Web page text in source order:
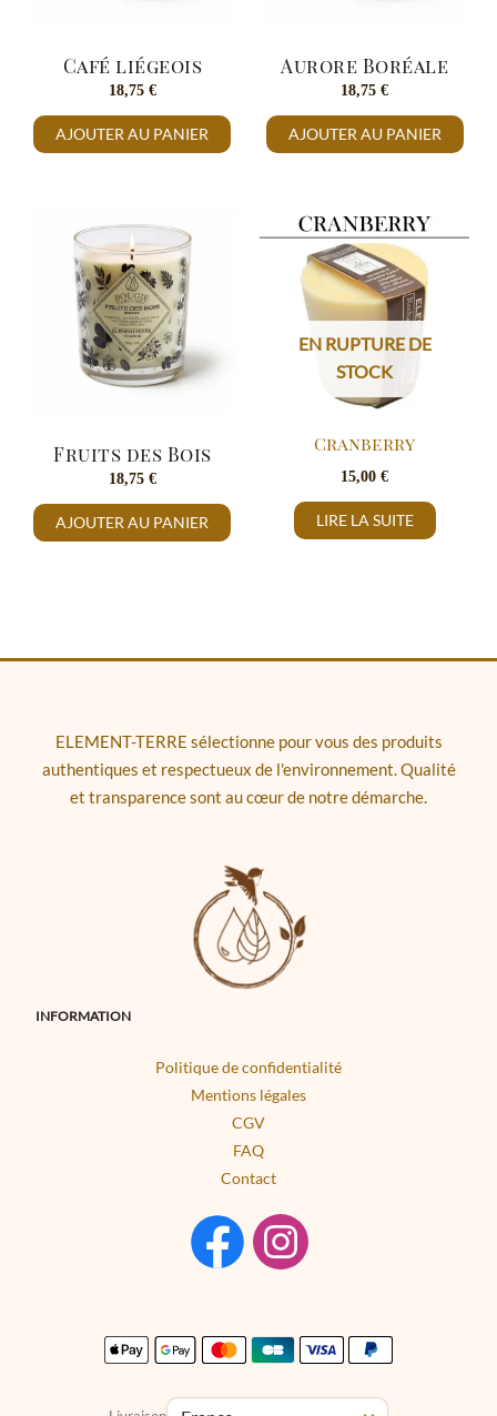
Café liégeois
18,75 €
AJOUTER AU PANIER
Aurore Boréale
18,75€
AJOUTER AU PANIER
Fruits des Bois
18,75 €
AJOUTER AU PANIER
EN RUPTURE DE
STOCK
Cranberry
15,00€
LIRE LA SUITE
ELEMENT-TERRE sélectionne pour vous des produits
authentiques et respectueux de l'environnement. Qualité
et transparence sont au cœur de notre démarche.
INFORMATION
Politique de confidentialité
Mentions légales
CGV
FAQ
Contact